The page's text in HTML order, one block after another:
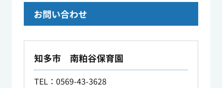
お問い合わせ
知多市 南粕谷保育園
TEL：0569-43-3628